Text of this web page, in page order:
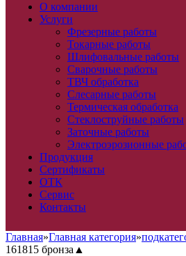
О компании
Услуги
Фрезерные работы
Токарные работы
Шлифовальные работы
Сварочные работы
ТВЧ обработка
Слесарные работы
Термическая обработка
Стеклоструйные работы
Заточные работы
Электроэрозионные
Продукция
Сертификаты
ОТК
Сервис
Контакты
Главная»Главная категория»
161815 бронза▲